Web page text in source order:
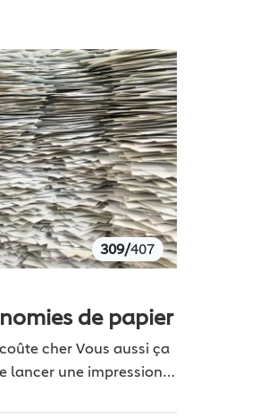
309/407
de papier
cher Vous aussi ça
lancer une impression